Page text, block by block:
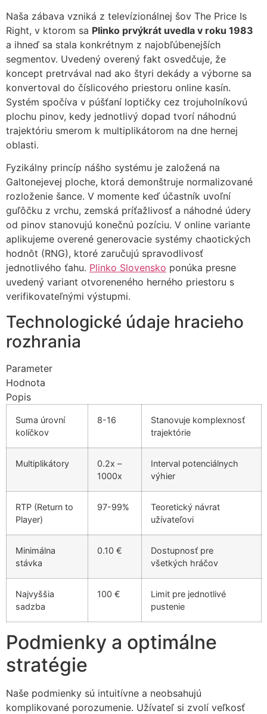
Naša zábava vzniká z televízionálnej šov The Price Is
Right, v ktorom sa Plinko prvýkrát uvedla v roku 1983
a ihneď sa stala konkrétnym z najobľúbenejších
segmentov. Uvedený overený fakt osvedčuje, že
koncept pretrvával nad ako štyri dekády a výborne sa
konvertoval do číslicového priestoru online kasín.
Systém spočíva v púšťaní loptičky cez trojuholníkovú
plochu pinov, kedy jednotlivý dopad tvorí náhodnú
trajektóriu smerom k multiplikátorom na dne hernej
oblasti.
Fyzikálny princíp nášho systému je založená na
Galtonejevej ploche, ktorá demonštruje normalizované
rozloženie šance. V momente keď účastník uvoľní
guľôčku z vrchu, zemská príťažlivosť a náhodné údery
od pinov stanovujú konečnú pozíciu. V online variante
aplikujeme overené generovacie systémy chaotických
hodnôt (RNG), ktoré zaručujú spravodlivosť
jednotlivého ťahu. Plinko Slovensko ponúka presne
uvedený variant otvoreneného herného priestoru s
verifikovateľnými výstupmi.
Technologické údaje hracieho
rozhrania
Parameter
Hodnota
Popis
Suma úrovní
kolíčkov
8-16
Stanovuje komplexnosť
trajektórie
Multiplikátory
0.2x –
1000x
Interval potenciálnych
výhier
RTP (Return to
Player)
97-99%
Teoretický návrat
užívateľovi
Minimálna
stávka
0.10 €
Dostupnosť pre
všetkých hráčov
Najvyššia
sadzba
100 €
Limit pre jednotlivé
pustenie
Podmienky a optimálne
stratégie
Naše podmienky sú intuitívne a neobsahujú
komplikované porozumenie. Užívateľ si zvolí veľkosť